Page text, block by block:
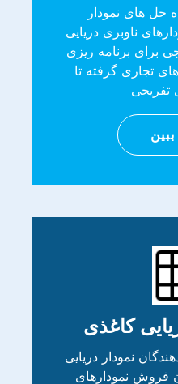
حل های نمودار
ناوبری دریایی
برای برنامه ریزی
تجاری گرفته تا
تفریحی
کاغذی
نمودار دریایی
فروش نمودارهای